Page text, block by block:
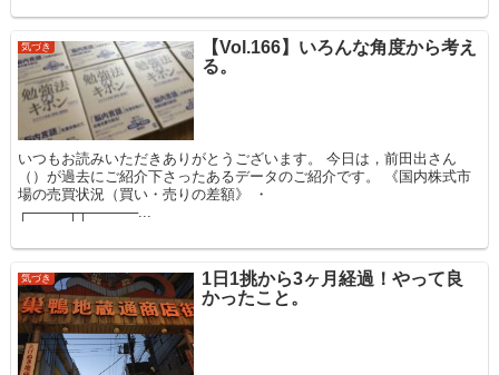
気づき
【Vol.166】いろんな角度から考え
る。
いつもお読みいただきありがとうございます。 今日は，前田出さん
（）が過去にご紹介下さったあるデータのご紹介です。 《国内株式市
場の売買状況（買い・売りの差額》 ・
┌────┬┬─────...
気づき
1日1挑から3ヶ月経過！やって良
かったこと。